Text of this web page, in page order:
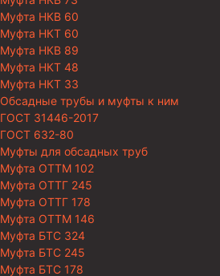
Муфта НКВ 60
Муфта НКТ 60
Муфта НКВ 89
Муфта НКТ 48
Муфта НКТ 33
Обсадные трубы и муфты к ним
ГОСТ 31446-2017
ГОСТ 632-80
Муфты для обсадных труб
Муфта ОТТМ 102
Муфта ОТТГ 245
Муфта ОТТГ 178
Муфта ОТТМ 146
Муфта БТС 324
Муфта БТС 245
Муфта БТС 178